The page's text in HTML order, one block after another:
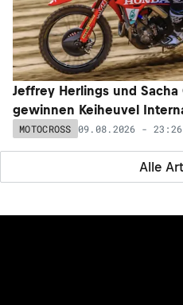
Alle
Jeffrey Herlings und Sacha
gewinnen Keiheuvel
MOTOCROSS 09.08.2026 - 23:26